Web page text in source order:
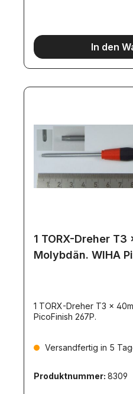
In den
1 TORX-Dreher T3
Molybdän. WIHA
1 TORX-Dreher T3 x
PicoFinish 267P.
Versandfertig in 5
Produktnummer: 8309